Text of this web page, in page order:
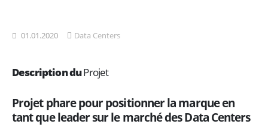
01.01.2020 Data Centers
Description duProjet
Projet phare pour positionner la marque en
tant que leader sur le marché des Data Centers